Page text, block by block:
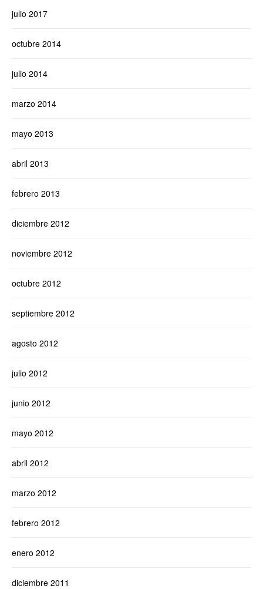
julio 2017
octubre 2014
julio 2014
marzo 2014
mayo 2013
abril 2013
febrero 2013
diciembre 2012
noviembre 2012
octubre 2012
septiembre 2012
agosto 2012
julio 2012
junio 2012
mayo 2012
abril 2012
marzo 2012
febrero 2012
enero 2012
diciembre 2011